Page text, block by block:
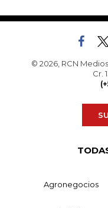
© 2026, RCN
Cr.
Agronegocios